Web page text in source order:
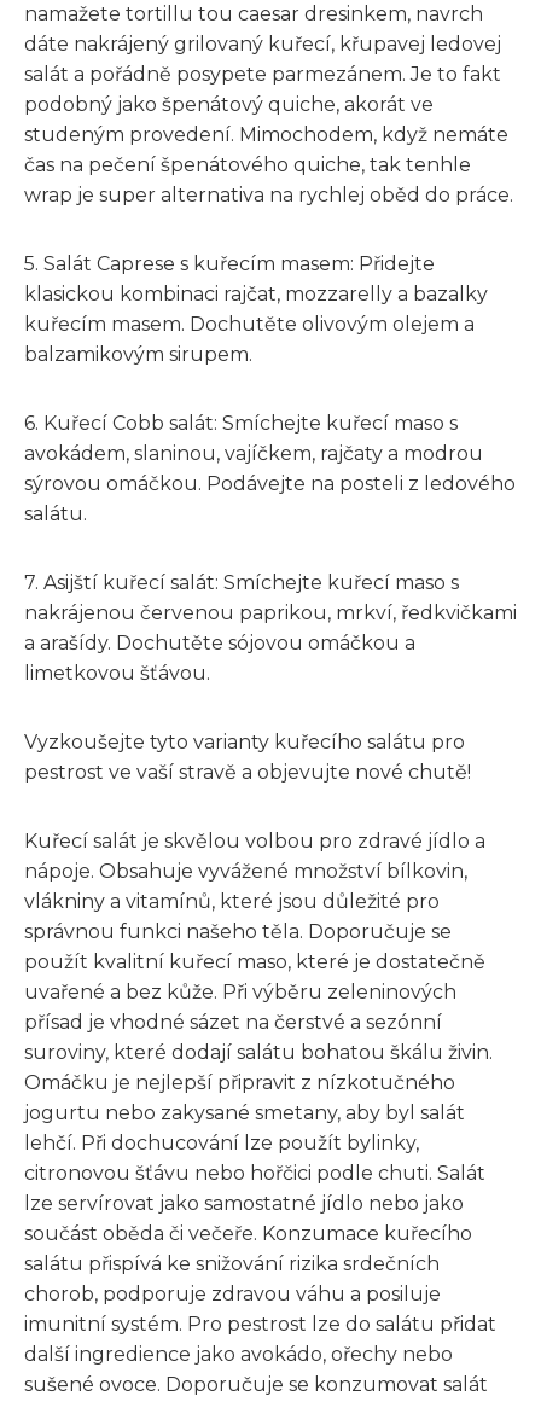
namažete tortillu tou caesar dresinkem, navrch
dáte nakrájený grilovaný kuřecí, křupavej ledovej
salát a pořádně posypete parmezánem. Je to fakt
podobný jako špenátový quiche, akorát ve
studeným provedení. Mimochodem, když nemáte
čas na pečení špenátového quiche, tak tenhle
wrap je super alternativa na rychlej oběd do práce.
5. Salát Caprese s kuřecím masem: Přidejte
klasickou kombinaci rajčat, mozzarelly a bazalky
kuřecím masem. Dochutěte olivovým olejem a
balzamikovým sirupem.
6. Kuřecí Cobb salát: Smíchejte kuřecí maso s
avokádem, slaninou, vajíčkem, rajčaty a modrou
sýrovou omáčkou. Podávejte na posteli z ledového
salátu.
7. Asijští kuřecí salát: Smíchejte kuřecí maso s
nakrájenou červenou paprikou, mrkví, ředkvičkami
a arašídy. Dochutěte sójovou omáčkou a
limetkovou šťávou.
Vyzkoušejte tyto varianty kuřecího salátu pro
pestrost ve vaší stravě a objevujte nové chutě!
Kuřecí salát je skvělou volbou pro zdravé jídlo a
nápoje. Obsahuje vyvážené množství bílkovin,
vlákniny a vitamínů, které jsou důležité pro
správnou funkci našeho těla. Doporučuje se
použít kvalitní kuřecí maso, které je dostatečně
uvařené a bez kůže. Při výběru zeleninových
přísad je vhodné sázet na čerstvé a sezónní
suroviny, které dodají salátu bohatou škálu živin.
Omáčku je nejlepší připravit z nízkotučného
jogurtu nebo zakysané smetany, aby byl salát
lehčí. Při dochucování lze použít bylinky,
citronovou šťávu nebo hořčici podle chuti. Salát
lze servírovat jako samostatné jídlo nebo jako
součást oběda či večeře. Konzumace kuřecího
salátu přispívá ke snižování rizika srdečních
chorob, podporuje zdravou váhu a posiluje
imunitní systém. Pro pestrost lze do salátu přidat
další ingredience jako avokádo, ořechy nebo
sušené ovoce. Doporučuje se konzumovat salát